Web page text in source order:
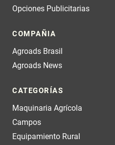
Opciones Publicitarias
COMPAÑIA
Agroads Brasil
Agroads News
CATEGORÍAS
Maquinaria Agrícola
Campos
Equipamiento Rural